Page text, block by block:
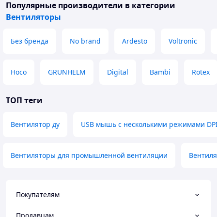
Популярные производители в категории
Вентиляторы
Без бренда No brand Ardesto Voltronic
Hoco GRUNHELM Digital Bambi Rotex
ТОП теги
Вентилятор ду USB мышь с несколькими режимами
Вентиляторы для промышленной вентиляции
Покупателям
Продавцам